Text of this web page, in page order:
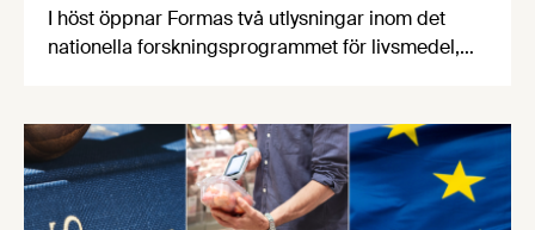
I höst öppnar Formas två utlysningar inom det
nationella forskningsprogrammet för livsmedel,
en motståndskraftig livsmedelsförsörjning", och
båda syftar till att bana väg för innovationer som
stärker Sveriges livsmedelsförsörjning.